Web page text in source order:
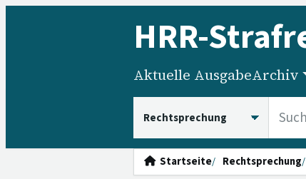
HRR-
Aktuelle AusgabeArchiv
Startseite Rechtsprechung